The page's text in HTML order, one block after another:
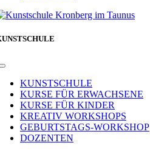
Toggle
NavigationKUNSTSCHULE
KURSE FÜR ERWACHSENE
KURSE FÜR KINDER
KREATIV WORKSHOPS
GEBURTSTAGS-WORKSHOP
DOZENTEN